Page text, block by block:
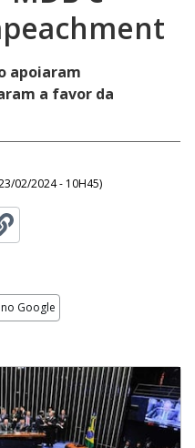
apoiaram
a favor da
02/2024 - 10H45)
Google